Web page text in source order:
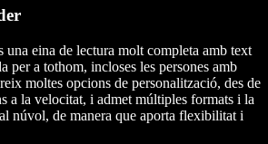
una eina de lectura molt completa amb text
per a tothom, incloses les persones amb
moltes opcions de personalització, des de
a la velocitat, i admet múltiples formats i la
núvol, de manera que aporta flexibilitat i